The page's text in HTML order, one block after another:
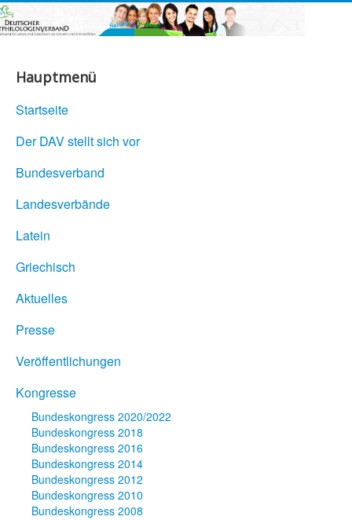
Hauptmenü
Startseite
Der DAV stellt sich vor
Bundesverband
Landesverbände
Latein
Griechisch
Aktuelles
Presse
Veröffentlichungen
Kongresse
Bundeskongress 2020/2022
Bundeskongress 2018
Bundeskongress 2016
Bundeskongress 2014
Bundeskongress 2012
Bundeskongress 2010
Bundeskongress 2008